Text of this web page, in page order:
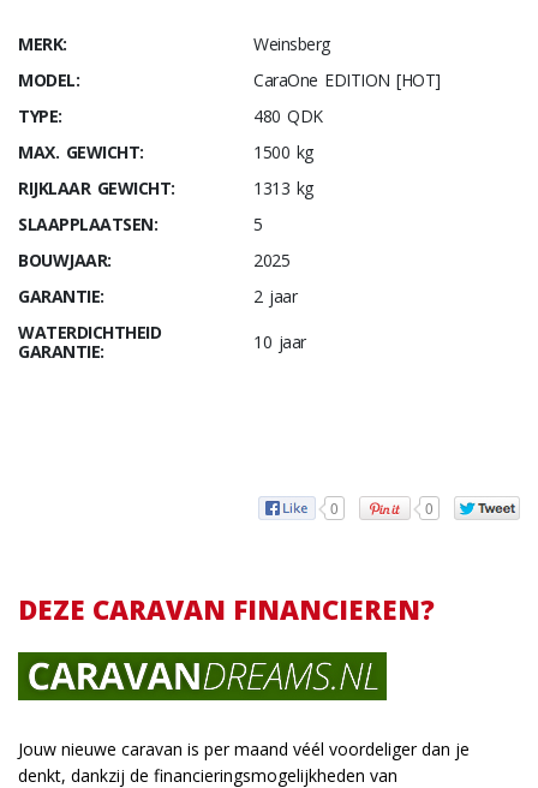
MERK:
Weinsberg
MODEL:
CaraOne EDITION [HOT]
TYPE:
480 QDK
MAX. GEWICHT:
1500 kg
RIJKLAAR GEWICHT:
1313 kg
SLAAPPLAATSEN:
5
BOUWJAAR:
2025
GARANTIE:
2 jaar
WATERDICHTHEID
GARANTIE:
10 jaar
0 0
DEZE CARAVAN FINANCIEREN?
Jouw nieuwe caravan is per maand véél voordeliger dan je
denkt, dankzij de financieringsmogelijkheden van